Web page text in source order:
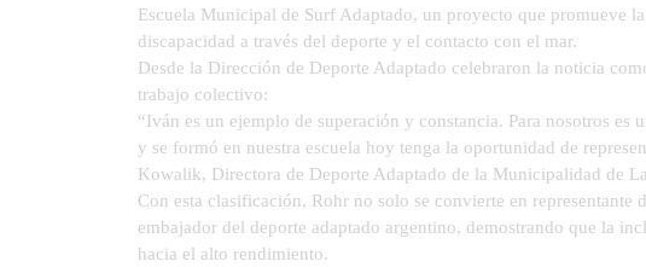
Escuela Municipal de Surf Adaptado, un proyecto que promueve
discapacidad a través del deporte y el contacto con el mar.
Desde la Dirección de Deporte Adaptado celebraron la noticia
trabajo colectivo:
“Iván es un ejemplo de superación y constancia. Para nosotros es
y se formó en nuestra escuela hoy tenga la oportunidad de
Kowalik, Directora de Deporte Adaptado de la Municipalidad de
Con esta clasificación, Rohr no solo se convierte en representante
embajador del deporte adaptado argentino, demostrando que la
hacia el alto rendimiento.